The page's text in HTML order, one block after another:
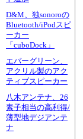
D&M、独sonoroの
Bluetooth/iPodスピ
ーカー
「cuboDock」
エバーグリーン、
アクリル製のアク
ティブスピーカー
八木アンテナ、26
素子相当の高利得/
薄型地デジアンテ
ナ